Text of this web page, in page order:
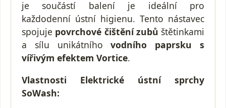
je součástí balení je ideální pro
každodenní ústní higienu. Tento nástavec
spojuje povrchové čištění zubů štětinkami
a sílu unikátníhovodního paprsku s
vířivým efektem Vortice.
Vlastnosti Elektrické ústní sprchy
SoWash: